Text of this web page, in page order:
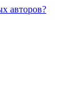
авторов?